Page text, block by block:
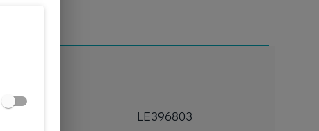
LE396803